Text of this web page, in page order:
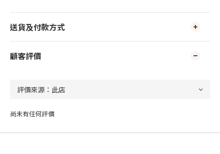
送貨及付款方式
顧客評價
尚未有任何評價